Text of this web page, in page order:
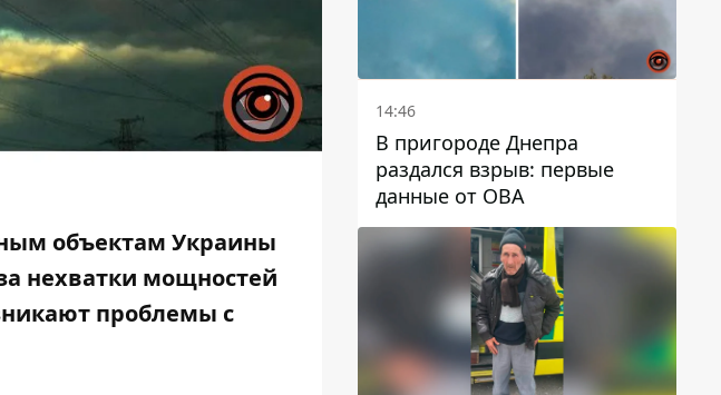
объектам Украины
нехватки мощностей
проблемы с
14:46
В пригороде Днепра
раздался взрыв: первые
данные от ОВА